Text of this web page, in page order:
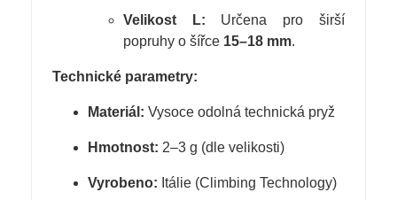
Velikost L: Určena pro širší
popruhy o šířce 15–18 mm.
Technické parametry:
Materiál: Vysoce odolná technická pryž
Hmotnost: 2–3 g (dle velikosti)
Vyrobeno: Itálie (Climbing Technology)